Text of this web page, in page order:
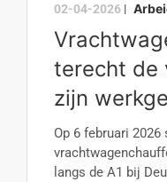
02-04-2026 |
terecht de
zijn
Op 6 februari 2026
langs de A1 bij